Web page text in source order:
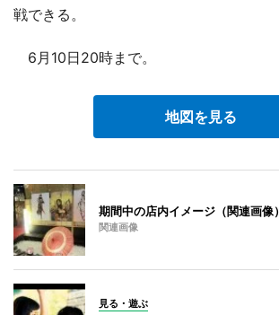
戦できる。
6月10日20時まで。
地図を見る
期間中の店内イメージ（関連画像）
関連画像
見る・遊ぶ